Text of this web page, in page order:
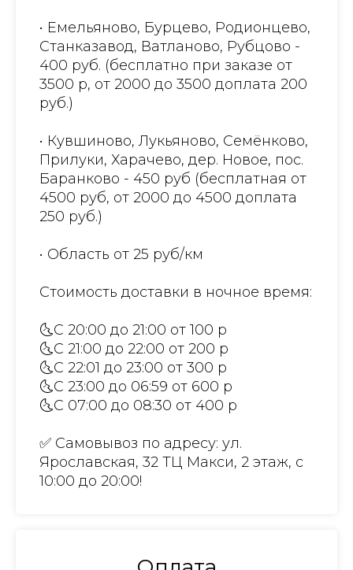
• Емельяново, Бурцево, Родионцево,
Станказавод, Ватланово, Рубцово -
400 руб. (бесплатно при заказе от
3500 р, от 2000 до 3500 доплата 200
руб.)
• Кувшиново, Лукьяново, Семёнково,
Прилуки, Харачево, дер. Новое, пос.
Баранково - 450 руб (бесплатная от
4500 руб, от 2000 до 4500 доплата
250 руб.)
• Область от 25 руб/км
Стоимость доставки в ночное время:
🌜С 20:00 до 21:00 от 100 р
🌜С 21:00 до 22:00 от 200 р
🌜С 22:01 до 23:00 от 300 р
🌜С 23:00 до 06:59 от 600 р
🌜С 07:00 до 08:30 от 400 р
✅ Самовывоз по адресу: ул.
Ярославская, 32 ТЦ Макси, 2 этаж, с
10:00 до 20:00!